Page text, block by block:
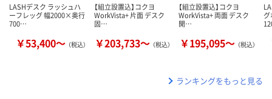
LASHデスク ラッシュハ
ーフレッグ 幅2000×奥行
700…
￥53,400～ （税込）
【組立設置込】コクヨ
WorkVista+ 片面 デスク
固…
￥203,733～ （税込）
【組立設置込】コクヨ
WorkVista+ 両面 デスク
開…
￥195,095～ （税込）
ランキングをもっと見る